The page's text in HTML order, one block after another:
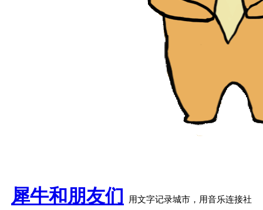
犀牛和朋友们 用文字记录城市，用音乐连接社